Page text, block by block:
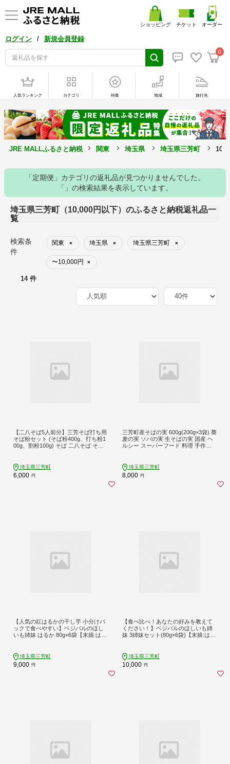
ログイン / 新規会員登録
0
ショッピング チケット オーダー
人気ランキング カテゴリ 特集 地域 旅行先
JRE MALLふるさと納税 関東 埼玉県 埼玉県三芳町
「定期便」カテゴリの返礼品が見つかりませんでした。
「」の検索結果を表示しています。
埼玉県三芳町（10,000円以下）のふるさと納税返礼品一
覧
検索条
件
関東 × 埼玉県 × 埼玉県三芳町 ×
〜10,000円 ×
14 件
【二八そば5人前分】三芳そば打ち用
そば粉セット (そば粉400g、打ち粉1
00g、割粉100g) そば 二八そば そば
埼玉県三芳町
6,000 円
三芳町産そばの実 600g(200g×3袋) 蕎
麦の実 ソバの実 生そばの実 国産 ヘ
ルシー スーパーフード 料理 手作り F
埼玉県三芳町
8,000 円
【人気の紅はるかの干し芋 小分けパ
ックで食べやすい】ベジパルのほし
いも姉妹 はるか 80g×6袋【末娘:はる
17 埼玉県三芳町
9,000 円
【食べ比べ！あなたの好みを教えて
ください！】ベジパルのほしいも姉
妹 3姉妹セット(80g×6袋)【末娘:はる
食べきりサイズ 甘い さつまいも FAA
-018
埼玉県三芳町
10,000 円